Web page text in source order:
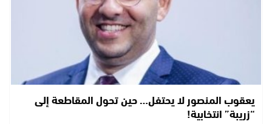
يعقوب المنصور لا يحتفل… حين تحول المقاطعة إلى
“زريبة” انتخابية!